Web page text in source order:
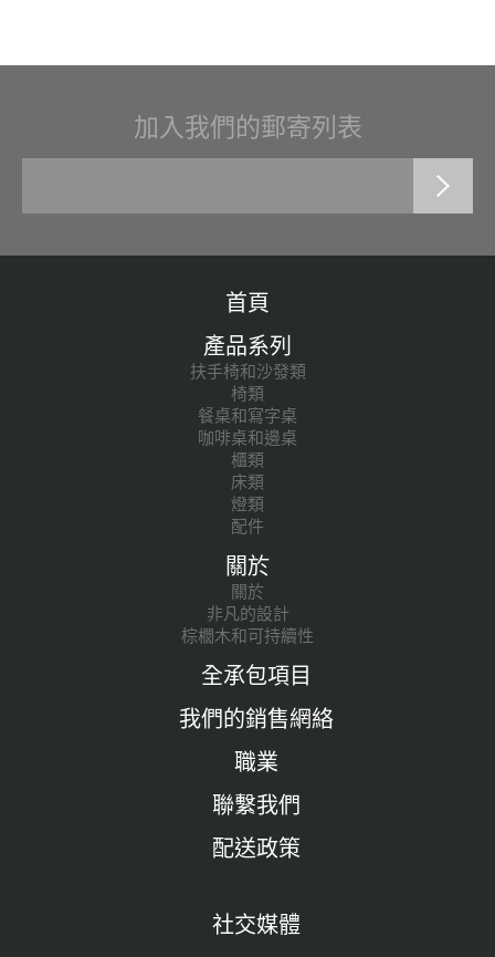
加入我們的郵寄列表
首頁
產品系列
扶手椅和沙發類
椅類
餐桌和寫字桌
咖啡桌和邊桌
櫃類
床類
燈類
配件
關於
關於
非凡的設計
棕櫚木和可持續性
全承包項目
我們的銷售網絡
職業
聯繫我們
配送政策
社交媒體